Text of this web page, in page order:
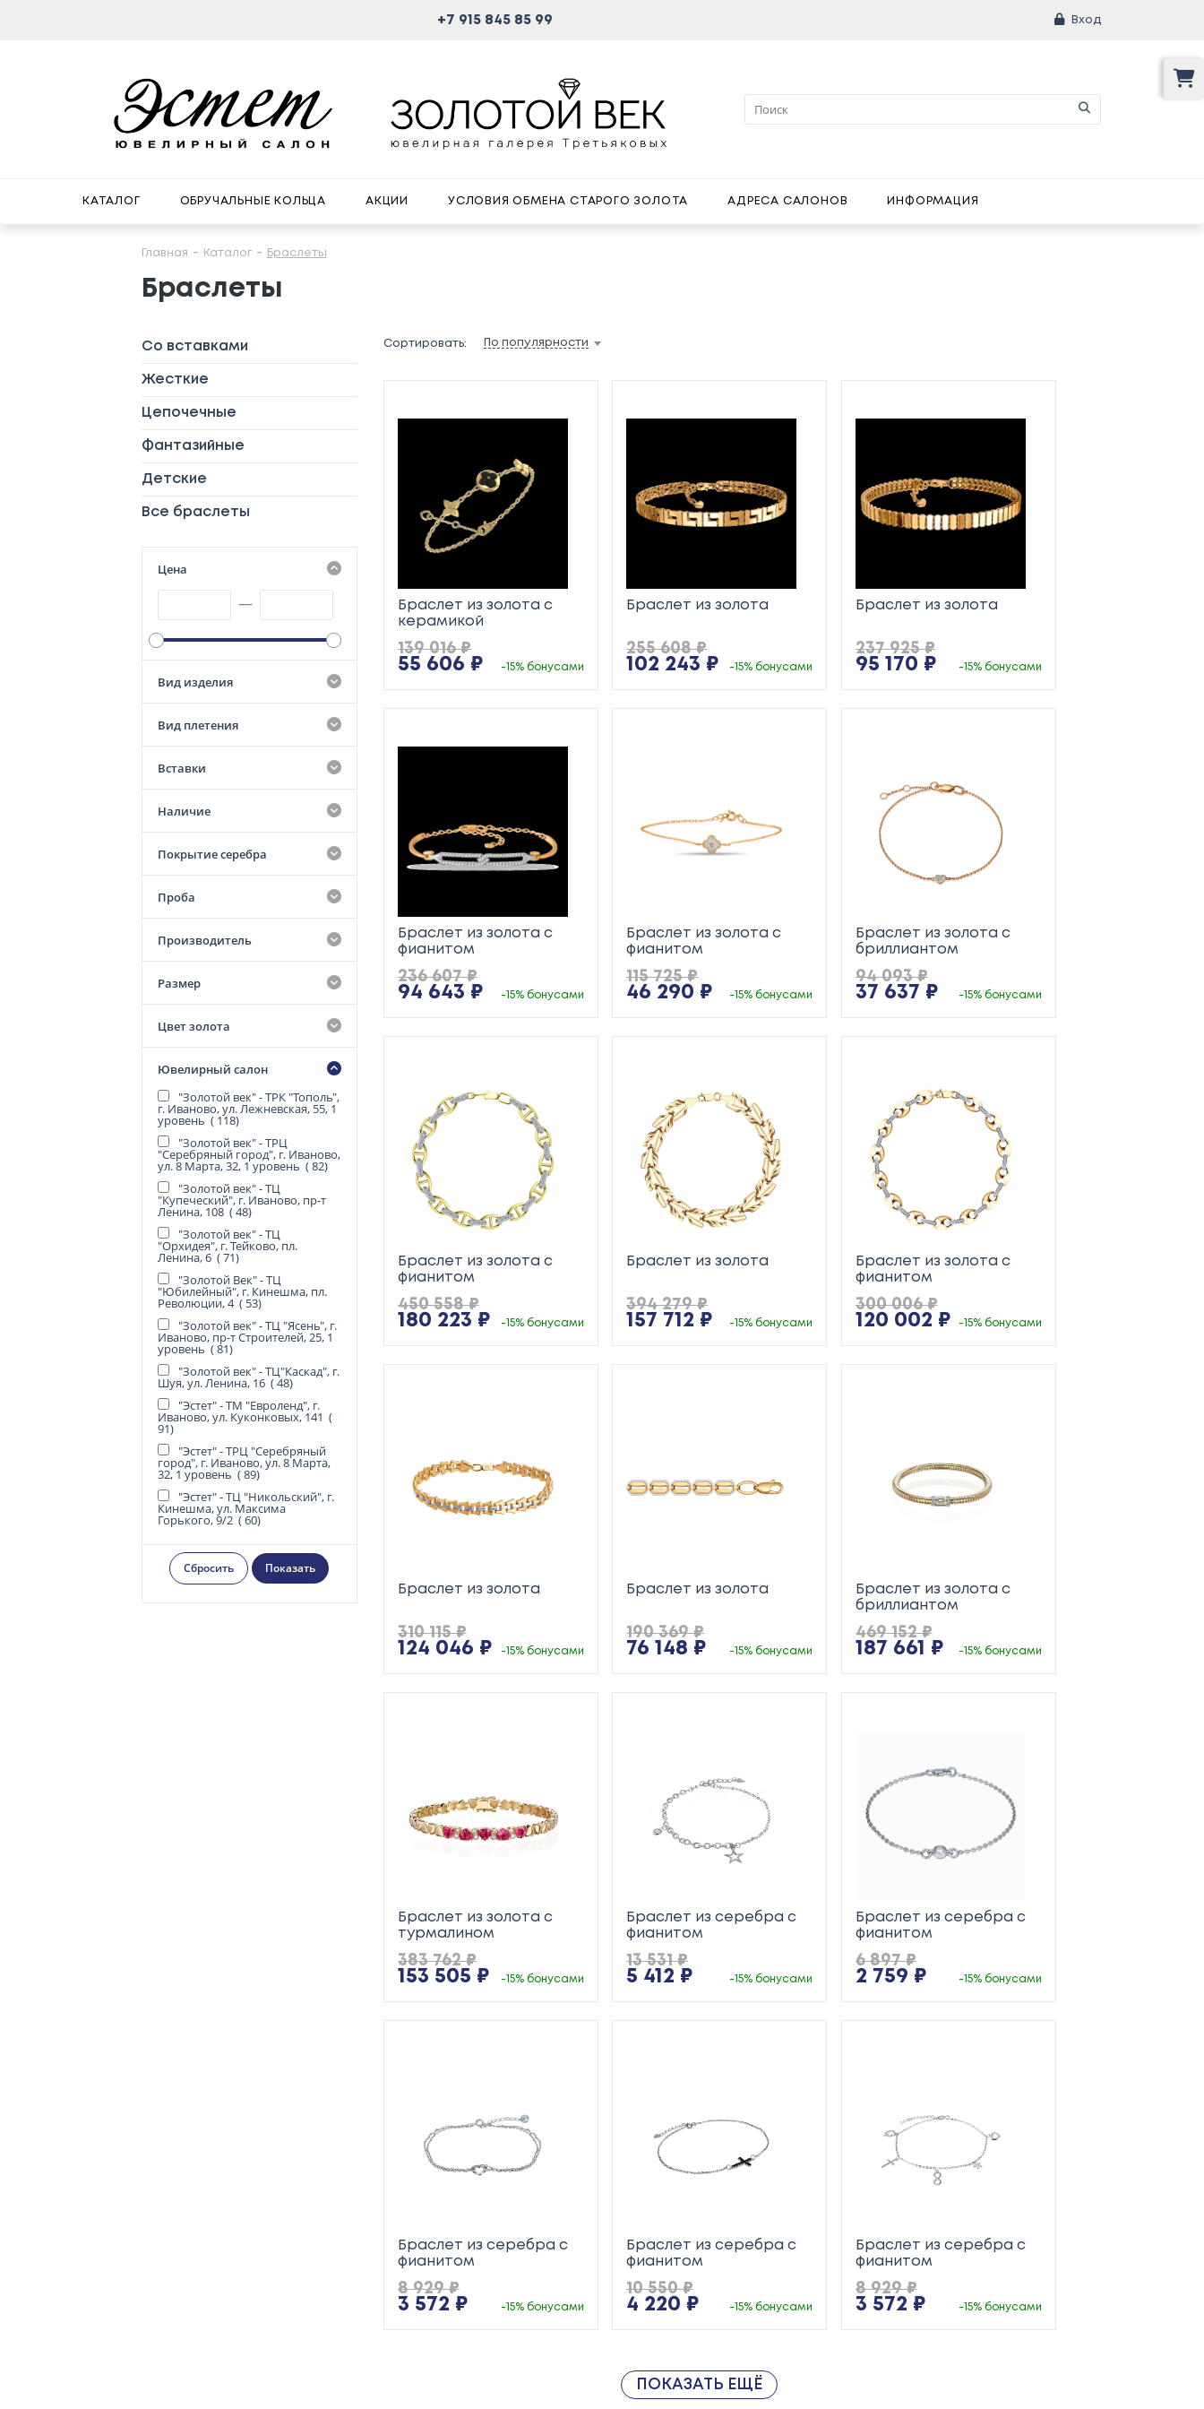
+7 915 845 85 99 Вход
КАТАЛОГ ОБРУЧАЛЬНЫЕ КОЛЬЦА АКЦИИ УСЛОВИЯ ОБМЕНА СТАРОГО ЗОЛОТА АДРЕСА САЛОНОВ ИНФОРМАЦИЯ
Главная Каталог Браслеты
Браслеты
Со вставками
Жесткие
Цепочечные
Фантазийные
Детские
Все браслеты
Цена
—
Вид изделия
Вид плетения
Вставки
Наличие
Покрытие серебра
Проба
Производитель
Размер
Цвет золота
Ювелирный салон
"Золотой век" - ТРК "Тополь",
г. Иваново, ул. Лежневская, 55, 1
уровень ( 118)
"Золотой век" - ТРЦ
"Серебряный город", г. Иваново,
ул. 8 Марта, 32, 1 уровень (82)
"Золотой век" - ТЦ
"Купеческий", г. Иваново, пр-т
Ленина, 108 (48)
"Золотой век" - ТЦ
"Орхидея", г. Тейково, пл.
Ленина, 6 (71)
"Золотой Век" - ТЦ
"Юбилейный", г. Кинешма, пл.
Революции, 4 ( 53)
"Золотой век" - ТЦ "Ясень", г.
Иваново, пр-т Строителей, 25, 1
уровень (81)
"Золотой век" - ТЦ"Каскад", г.
Шуя, ул. Ленина, 16 (48)
"Эстет" - ТМ "Евроленд", г.
Иваново, ул. Куконковых, 141 (
91)
"Эстет" - ТРЦ "Серебряный
город", г. Иваново, ул. 8 Марта,
32, 1 уровень (89)
"Эстет" - ТЦ "Никольский", г.
Кинешма, ул. Максима
Горького, 9/2 (60)
Показать
Сортировать: По популярности
Браслет из золота с
керамикой
55 606 ₽
139 016 ₽
-15% бонусами
Браслет из золота
102 243 ₽
255 608 ₽
-15% бонусами
Браслет из золота
95 170 ₽
237 925 ₽
-15% бонусами
Браслет из золота с
фианитом
94 643 ₽
236 607 ₽
-15% бонусами
Браслет из золота с
фианитом
46 290 ₽
115 725 ₽
-15% бонусами
Браслет из золота с
бриллиантом
37 637 ₽
94 093 ₽
-15% бонусами
Браслет из золота с
фианитом
180 223 ₽
450 558 ₽
-15% бонусами
Браслет из золота
157 712 ₽
394 279 ₽
-15% бонусами
Браслет из золота с
фианитом
120 002 ₽
300 006 ₽
-15% бонусами
Браслет из золота
124 046 ₽
310 115 ₽
-15% бонусами
Браслет из золота
76 148 ₽
190 369 ₽
-15% бонусами
Браслет из золота с
бриллиантом
187 661 ₽
469 152 ₽
-15% бонусами
Браслет из золота с
турмалином
153 505 ₽
383 762 ₽
-15% бонусами
Браслет из серебра с
фианитом
5 412 ₽
13 531 ₽
-15% бонусами
Браслет из серебра с
фианитом
2 759 ₽
6 897 ₽
-15% бонусами
Браслет из серебра с
фианитом
3 572 ₽
8 929 ₽
-15% бонусами
Браслет из серебра с
фианитом
4 220 ₽
10 550 ₽
-15% бонусами
Браслет из серебра с
фианитом
3 572 ₽
8 929 ₽
-15% бонусами
ПОКАЗАТЬ ЕЩЁ